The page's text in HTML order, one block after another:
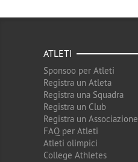
ATLETI
Sponsoo per Atleti
Registra un Atleta
Registra una Squadra
Registra un Club
Registra un Associazione
FAQ per Atleti
Atleti olimpici
College Athletes